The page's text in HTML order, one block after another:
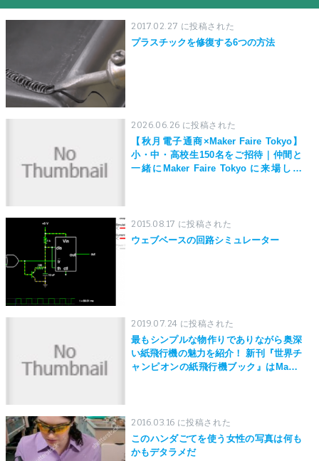
2017.02.27 に投稿された
プラスチックを修復する6つの方法
2026.06.26 に投稿された
【秋月電子通商×Maker Faire Tokyo】
小・中・高校生150名をご招待｜仲間と
一緒にMaker Faire Tokyo に来場しよ
2015.08.17 に投稿された
ウェブベースの回路シミュレーター
2019.07.24 に投稿された
最もシンプルな物作りでありながら奥深
い紙飛行機の魅力を紹介！ 新刊『世界チ
ャンピオンの紙飛行機ブック』はMaker
2016.03.16 に投稿された
このハンダごてを使う女性の写真は何も
かもデタラメだ